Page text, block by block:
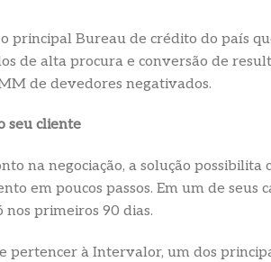
o principal Bureau de crédito do país
de alta procura e conversão de
de devedores negativados.
seu cliente
na negociação, a solução
em poucos passos. Em um de seus
primeiros 90 dias.
pertencer à Intervalor, um dos